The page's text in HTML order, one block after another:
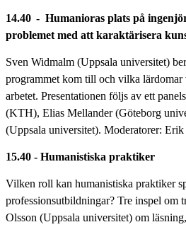
14.40 - Humanioras plats på
problemet med att karaktärisera
Sven Widmalm (Uppsala universitet)
programmet kom till och vilka lärdomar
arbetet. Presentationen följs av ett
(KTH), Elias Mellander (Göteborg
(Uppsala universitet). Moderatorer:
15.40 - Humanistiska praktiker
Vilken roll kan humanistiska praktiker
professionsutbildningar? Tre inspel om
Olsson (Uppsala universitet) om